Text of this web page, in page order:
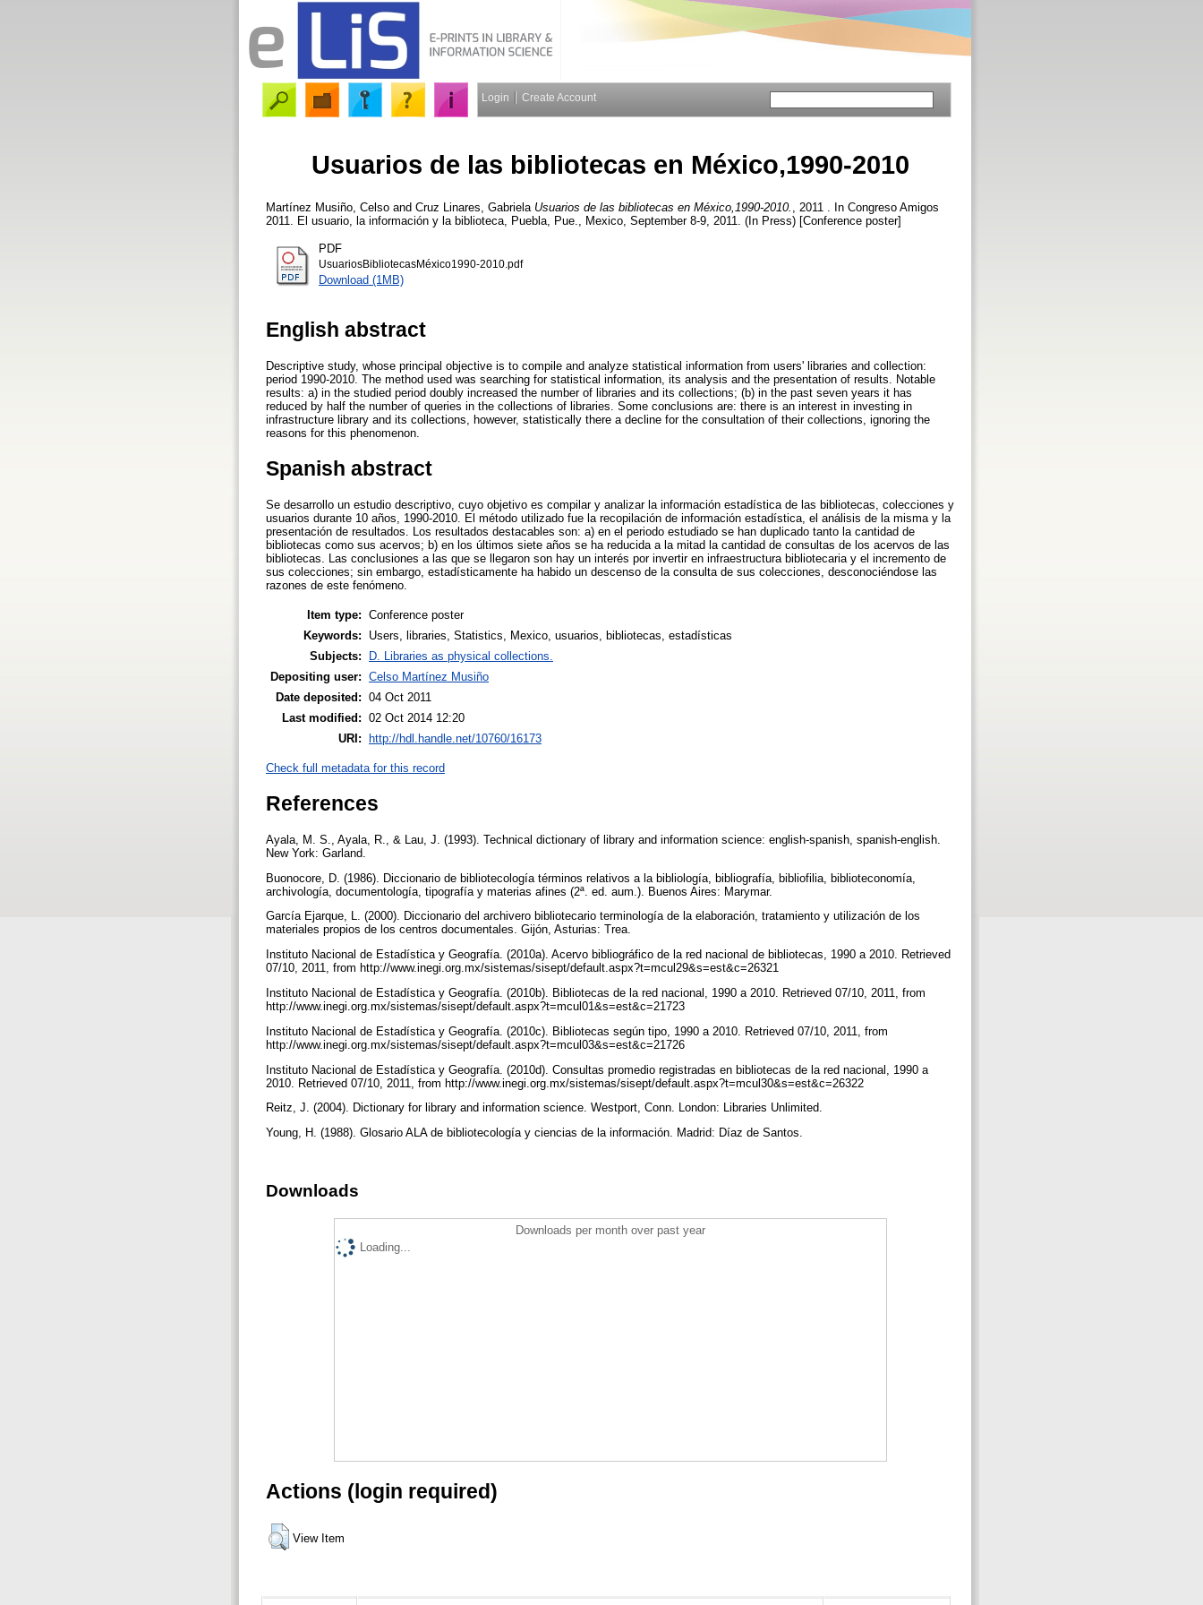
Login Create Account
Usuarios de las bibliotecas en México,1990-2010
Martínez Musiño, Celso and Cruz Linares, Gabriela Usuarios de las bibliotecas en México,1990-2010.
, 2011 . In Congreso Amigos
2011. El usuario, la información y la biblioteca, Puebla, Pue., Mexico, September 8-9, 2011. (In Press) [Conference poster]
PDF
UsuariosBibliotecasMéxico1990-2010.pdf
Download (1MB)
English abstract
Descriptive study, whose principal objective is to compile and analyze statistical information from users' libraries and collection:
period 1990-2010. The method used was searching for statistical information, its analysis and the presentation of results. Notable
results: a) in the studied period doubly increased the number of libraries and its collections; (b) in the past seven years it has
reduced by half the number of queries in the collections of libraries. Some conclusions are: there is an interest in investing in
infrastructure library and its collections, however, statistically there a decline for the consultation of their collections, ignoring the
reasons for this phenomenon.
Spanish abstract
Se desarrollo un estudio descriptivo, cuyo objetivo es compilar y analizar la información estadística de las bibliotecas, colecciones y
usuarios durante 10 años, 1990-2010. El método utilizado fue la recopilación de información estadística, el análisis de la misma y la
presentación de resultados. Los resultados destacables son: a) en el periodo estudiado se han duplicado tanto la cantidad de
bibliotecas como sus acervos; b) en los últimos siete años se ha reducida a la mitad la cantidad de consultas de los acervos de las
bibliotecas. Las conclusiones a las que se llegaron son hay un interés por invertir en infraestructura bibliotecaria y el incremento de
sus colecciones; sin embargo, estadísticamente ha habido un descenso de la consulta de sus colecciones, desconociéndose las
razones de este fenómeno.
Item type: Conference poster
Keywords:
Users, libraries, Statistics, Mexico, usuarios, bibliotecas, estadísticas
Subjects:
D. Libraries as physical collections.
Depositing user: Celso Martínez Musiño
Date deposited: 04 Oct 2011
Last modified: 02 Oct 2014 12:20
URI:
http://hdl.handle.net/10760/16173
Check full metadata for this record
References
Ayala, M. S., Ayala, R., & Lau, J. (1993). Technical dictionary of library and information science: english-spanish, spanish-english.
New York: Garland.
Buonocore, D. (1986). Diccionario de bibliotecología términos relativos a la bibliología, bibliografía, bibliofilia, biblioteconomía,
archivología, documentología, tipografía y materias afines (2ª. ed. aum.). Buenos Aires: Marymar.
García Ejarque, L. (2000). Diccionario del archivero bibliotecario terminología de la elaboración, tratamiento y utilización de los
materiales propios de los centros documentales. Gijón, Asturias: Trea.
Instituto Nacional de Estadística y Geografía. (2010a). Acervo bibliográfico de la red nacional de bibliotecas, 1990 a 2010. Retrieved
07/10, 2011, from http://www.inegi.org.mx/sistemas/sisept/default.aspx?t=mcul29&s=est&c=26321
Instituto Nacional de Estadística y Geografía. (2010b). Bibliotecas de la red nacional, 1990 a 2010. Retrieved 07/10, 2011, from
http://www.inegi.org.mx/sistemas/sisept/default.aspx?t=mcul01&s=est&c=21723
Instituto Nacional de Estadística y Geografía. (2010c). Bibliotecas según tipo, 1990 a 2010. Retrieved 07/10, 2011, from
http://www.inegi.org.mx/sistemas/sisept/default.aspx?t=mcul03&s=est&c=21726
Instituto Nacional de Estadística y Geografía. (2010d). Consultas promedio registradas en bibliotecas de la red nacional, 1990 a
2010. Retrieved 07/10, 2011, from http://www.inegi.org.mx/sistemas/sisept/default.aspx?t=mcul30&s=est&c=26322
Reitz, J. (2004). Dictionary for library and information science. Westport, Conn. London: Libraries Unlimited.
Young, H. (1988). Glosario ALA de bibliotecología y ciencias de la información. Madrid: Díaz de Santos.
Downloads
Downloads per month over past year
Loading...
Actions (login required)
View Item